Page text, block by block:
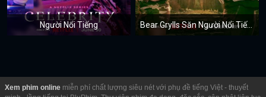
Người Nổi Tiếng Bear Grylls Săn Người Nổi Tiếng
Xem phim online miễn phí chất lượng siêu nét với phụ đề tiếng Việt - thuyết